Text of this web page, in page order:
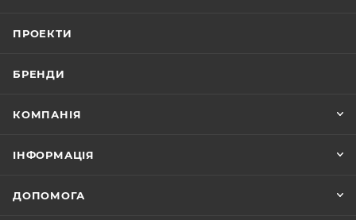
ПРОЕКТИ
БРЕНДИ
КОМПАНІЯ
ІНФОРМАЦІЯ
ДОПОМОГА